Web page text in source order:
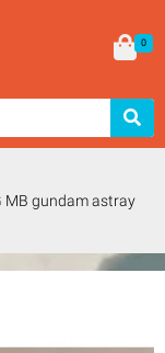
0
MB gundam astray